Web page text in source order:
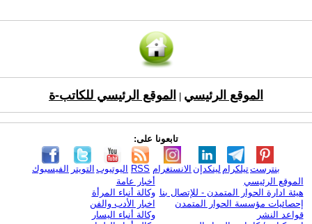
الموقع الرئيسي الموقع الرئيسي للكاتب-ة
تابعونا على:
الفيسبوك التويتر اليوتيوب RSS الانستغرام لينكدإن تيلكرامبنترست
الموقع الرئيسي
هيئة ادارة الحوار المتمدن - للإتصال بنا
إحصائيات مؤسسة الحوار المتمدن
قواعد النشر
أخبار عامة
وكالة أنباء المرأة
اخبار الأدب والفن
وكالة أنباء اليسار